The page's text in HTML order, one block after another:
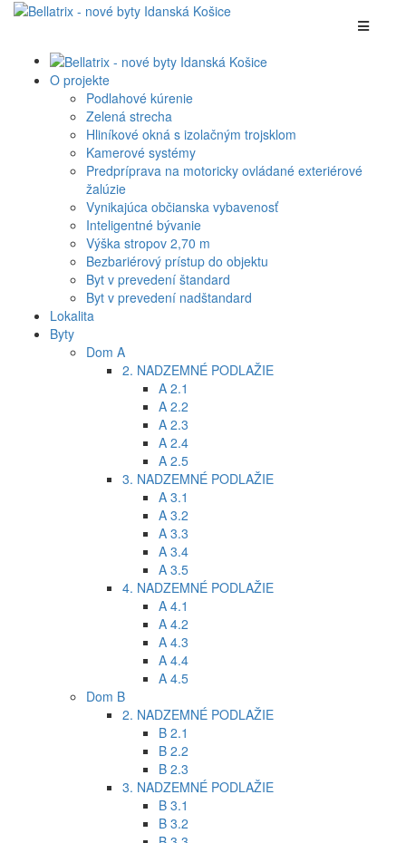
O projekte
Podlahové kúrenie
Zelená strecha
Hliníkové okná s izolačným trojsklom
Kamerové systémy
Predpríprava na motoricky ovládané exteriérové
žalúzie
Vynikajúca občianska vybavenosť
Inteligentné bývanie
Výška stropov 2,70 m
Bezbariérový prístup do objektu
Byt v prevedení štandard
Byt v prevedení nadštandard
Lokalita
Byty
Dom A
2. NADZEMNÉ PODLAŽIE
A 2.1
A 2.2
A 2.3
A 2.4
A 2.5
3. NADZEMNÉ PODLAŽIE
A 3.1
A 3.2
A 3.3
A 3.4
A 3.5
4. NADZEMNÉ PODLAŽIE
A 4.1
A 4.2
A 4.3
A 4.4
A 4.5
Dom B
2. NADZEMNÉ PODLAŽIE
B 2.1
B 2.2
B 2.3
3. NADZEMNÉ PODLAŽIE
B 3.1
B 3.2